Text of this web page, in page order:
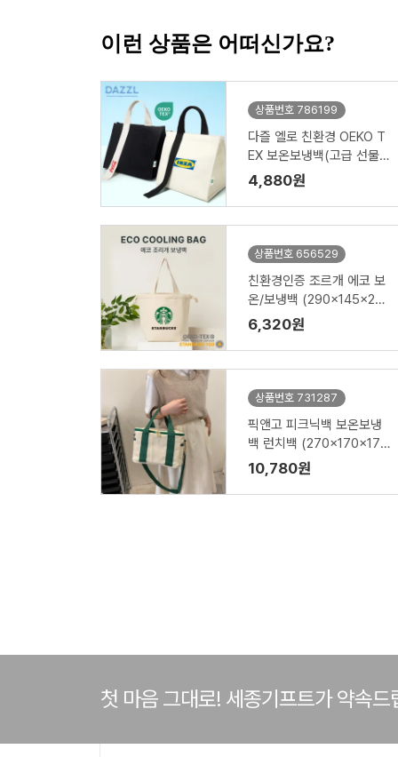
이런 상품은 어떠신가요?
상품번호 786199
다즐 엘로 친환경 OEKO T
EX 보온보냉백(고급 선물
케이스 포함)
4,880원
상품번호 656529
친환경인증 조르개 에코 보
온/보냉백 (290x145x220
mm)
6,320원
상품번호 731287
픽앤고 피크닉백 보온보냉
백 런치백 (270x170x170
mm)
10,780원
첫 마음 그대로! 세종기프트가 약속드